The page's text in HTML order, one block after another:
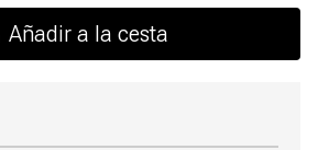
Añadir a la cesta